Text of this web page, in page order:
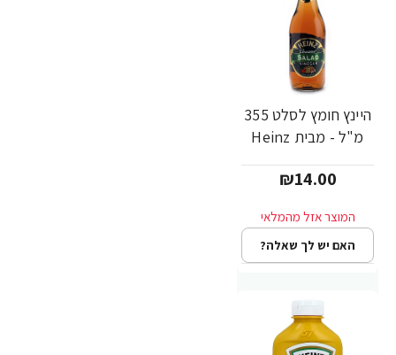
היינץ חומץ לסלט 355
מ"ל - מבית Heinz
₪14.00
האם יש לך שאלה?